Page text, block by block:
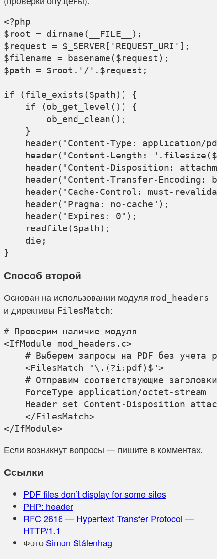
<?php
$root = dirname(__FILE__);
$request = $_SERVER['REQUEST_URI'];
$filename = basename($request);
$path = $root.'/'.$request;
if (file_exists($path)) {
    if (ob_get_level()) {
        ob_end_clean();
    }
header("Content-Type: application/
header("Content-Length:
header("Content-Disposition:
header("Content-Transfer-Encoding:
header("Cache-Control: must-
    header("Pragma: no-cache");
    header("Expires: 0");
    readfile($path);
    die;
Способ второй
Основан на использовании модуля mod_headers
и директивы FilesMatch:
# Проверим наличие модуля
<IfModule mod_headers.c>
# Выберем запросы на PDF без учета
    <FilesMatch "\.(?i:pdf)$">
    # Отправим соответствующие заголовки
    ForceType application/octet-stream
Header set Content-Disposition
    </FilesMatch>
Если возникнут вопросы — пишите в комментах.
Ссылки
PDF files don’t display for some sites
PHP: header
RFC 2616 — Hypertext Transfer Protocol —
HTTP/1.1
Фото Simon Stålenhag